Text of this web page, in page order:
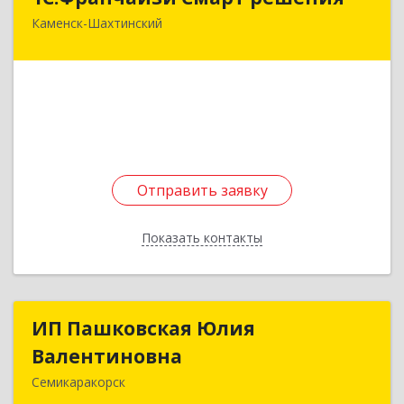
Каменск-Шахтинский
Отправить заявку
Показать контакты
347800, Ростовская обл, Каменск-Шахтинский г,
Отправить заявку
Назад
ИП Пашковская Юлия
Валентиновна
Семикаракорск
ИП Пашковская Юлия